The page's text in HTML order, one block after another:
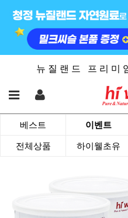
뉴 질 랜 드 프 리 미
베스트 이벤트
전체상품 하이웰초유